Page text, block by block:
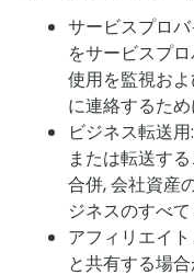
サービスプロ
をサービスプ
使用を監視お
に連絡するため
ビジネス転送
または転送す
合併, 会社資産
ジネスのすべ
アフィリエイ
と共有する場